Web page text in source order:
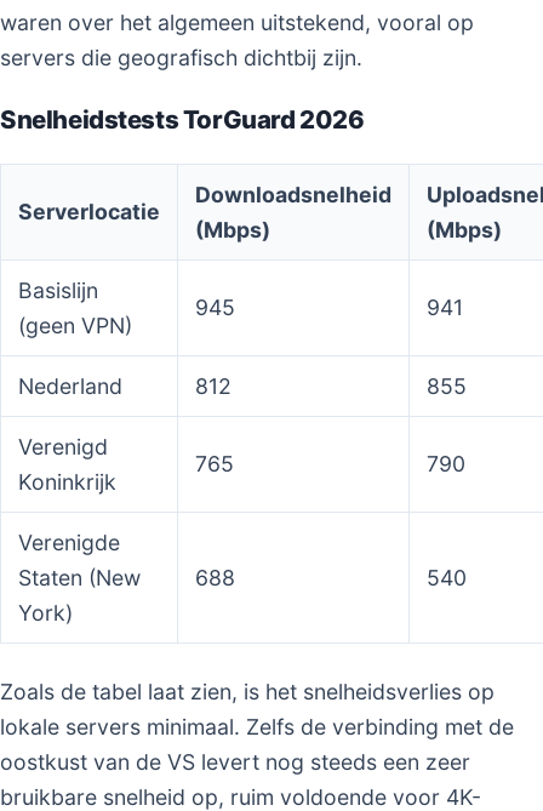
waren over het algemeen uitstekend, vooral op
servers die geografisch dichtbij zijn.
Snelheidstests TorGuard 2026
Serverlocatie
Downloadsnelheid
(Mbps)
(Mbps)
Basislijn
(geen VPN)
945 941
Nederland 812 855
Verenigd
Koninkrijk
765 790
Verenigde
Staten (New
York)
688 540
Zoals de tabel laat zien, is het snelheidsverlies op
lokale servers minimaal. Zelfs de verbinding met de
oostkust van de VS levert nog steeds een zeer
bruikbare snelheid op, ruim voldoende voor 4K-